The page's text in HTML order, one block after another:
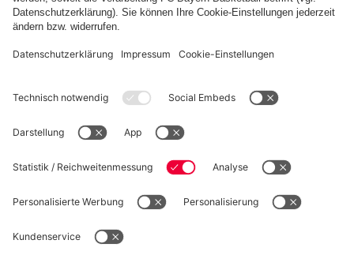
FC
Bayern
fcbayern.com Basketball Allianz Arena Media Center Jobs